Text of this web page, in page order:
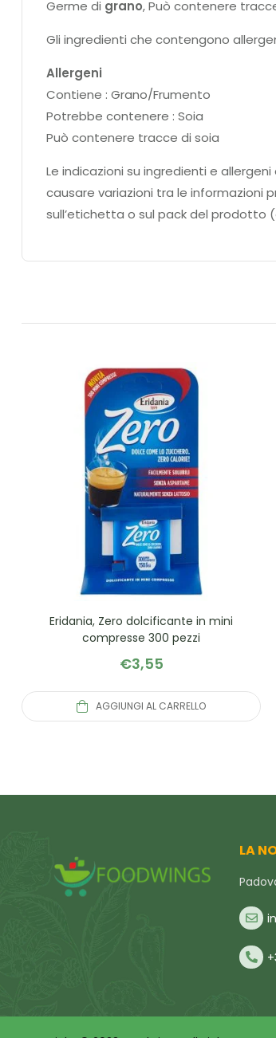
Germe di grano, Può contenere
Gli ingredienti che contengono
Allergeni
Contiene : Grano/Frumento
Potrebbe contenere : Soia
Può contenere tracce di soia
Le indicazioni su ingredienti e
causare variazioni tra le informazioni
sull’etichetta o sul pack del prodotto
Eridania, Zero dolcificante in mini
compresse 300 pezzi
€3,55
AGGIUNGI AL CARRELLO
LA